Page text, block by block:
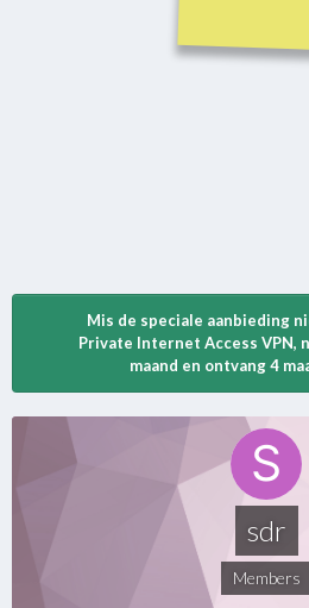
Mis de speciale aanbieding
Private Internet Access VPN,
maand en ontvang 4
sdr
Members